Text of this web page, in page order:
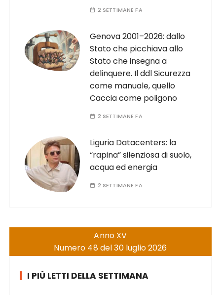
2 SETTIMANE FA
Genova 2001–2026: dallo
Stato che picchiava allo
Stato che insegna a
delinquere. Il ddl Sicurezza
come manuale, quello
Caccia come poligono
2 SETTIMANE FA
Liguria Datacenters: la
“rapina” silenziosa di suolo,
acqua ed energia
2 SETTIMANE FA
Anno XV
Numero 48 del 30 luglio 2026
I PIÙ LETTI DELLA SETTIMANA